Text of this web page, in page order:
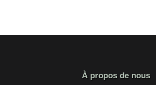
À propos de nous